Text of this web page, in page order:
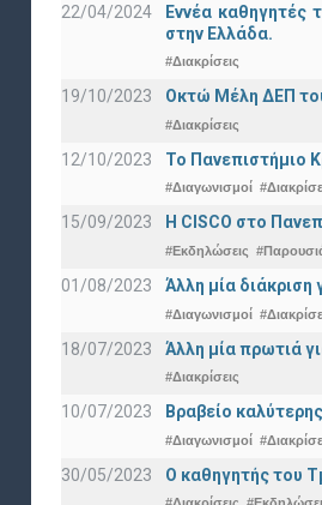
22/04/2024
Εννέα καθηγητές
στην Ελλάδα.
#Διακρίσεις
19/10/2023 Οκτώ Μέλη ΔΕΠ
#Διακρίσεις
12/10/2023 Το Πανεπιστήμιο
#Διαγωνισμοί
15/09/2023 Η CISCO στο
#Εκδηλώσεις
01/08/2023 Άλλη μία
#Διαγωνισμοί
18/07/2023 Άλλη μία πρωτιά
#Διακρίσεις
10/07/2023 Βραβείο
#Διαγωνισμοί
30/05/2023 Ο καθηγητής του